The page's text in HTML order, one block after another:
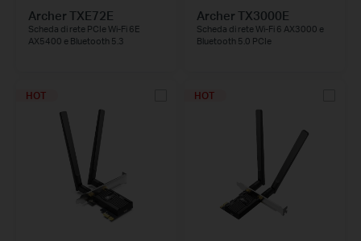
Archer TXE72E
Scheda di rete PCIe Wi-Fi 6E
AX5400 e Bluetooth 5.3
Archer TX3000E
Scheda di rete Wi-Fi 6 AX3000 e
Bluetooth 5.0 PCIe
HOT HOT